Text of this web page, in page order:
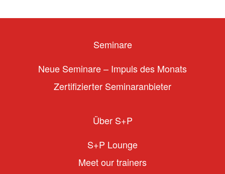
Seminare
Neue Seminare – Impuls des Monats
Zertifizierter Seminaranbieter
Über S+P
S+P Lounge
Meet our trainers